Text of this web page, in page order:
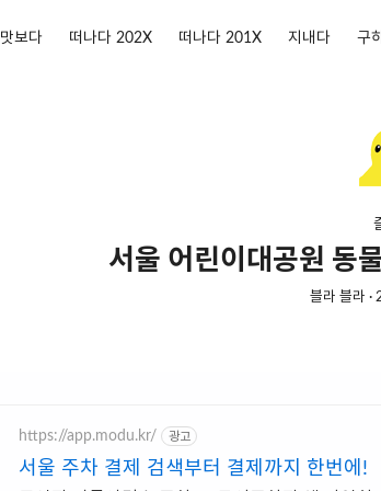
맛보다 떠나다 202X 떠나다 201X 지내다 구
서울 어린이대공원 동
블라 블라 ·
https://app.modu.kr/ 광고
서울 주차 결제 검색부터 결제까지 한번에!